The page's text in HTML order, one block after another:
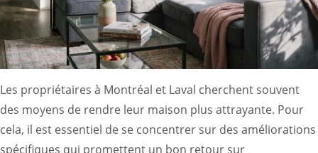
Les propriétaires à Montréal et Laval cherchent souvent
des moyens de rendre leur maison plus attrayante. Pour
cela, il est essentiel de se concentrer sur des améliorations
spécifiques qui promettent un bon retour sur